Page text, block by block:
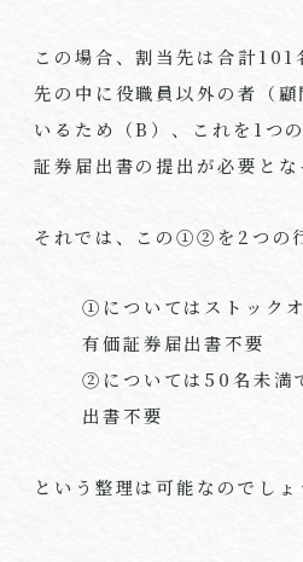
この場合、割当先は合計101
先の中に役職員以外の者（
いるため（B ）、これを 1 つ
証券届出書の提出が必要とな
それでは、この①②を 2 つの
①についてはストック
有価証券届出書不要
②については 50名未満
出書不要
という整理は可能なのでしょ